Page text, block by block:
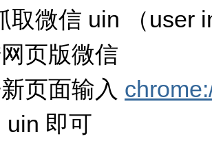
取微信 uin （user
页版微信
页面输入
uin 即可